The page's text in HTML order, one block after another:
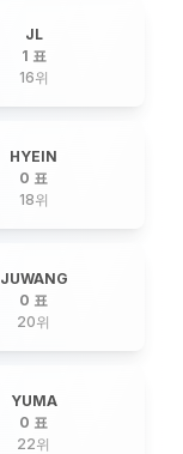
JL
1 표
16위
HYEIN
0 표
18위
JUWANG
0 표
20위
YUMA
0 표
22위